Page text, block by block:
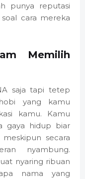
punya reputasi
cara mereka
Memilih
saja tapi tetep
yang kamu
kamu. Kamu
gaya hidup biar
secara
nyambung.
nyaring ribuan
nama yang